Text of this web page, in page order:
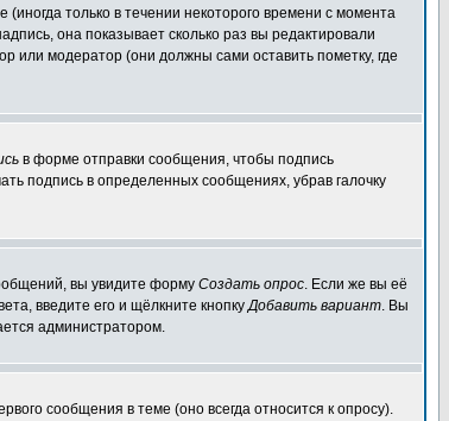
только в течении некоторого времени с момента
она показывает сколько раз вы редактировали
или модератор (они должны сами оставить пометку, где
в форме отправки сообщения, чтобы подпись
подпись в определенных сообщениях, убрав галочку
вы увидите форму Создать опрос. Если же вы её
введите его и щёлкните кнопкуДобавить вариант. Вы
администратором.
сообщения в теме (оно всегда относится к опросу).